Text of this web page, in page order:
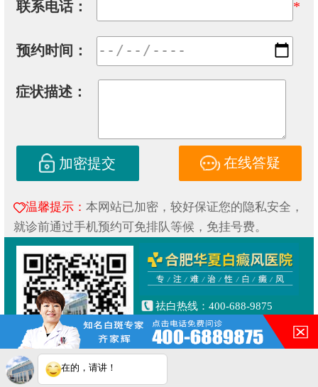
联系电话： *
预约时间：
症状描述：
加密提交 在线答疑
温馨提示： 本网站已加密，较好保证您的隐私安全，
就诊前通过手机预约可免排队等候，免挂号费。
祛白热线：400-688-9875
健康专线：130-0306-3616
合肥市铜陵路与合裕路交叉口
东北角（天成大厦旁）
Copyright © 2019
在的，请讲！